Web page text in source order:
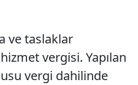
ve taslaklar
vergisi. Yapılan
vergi dahilinde